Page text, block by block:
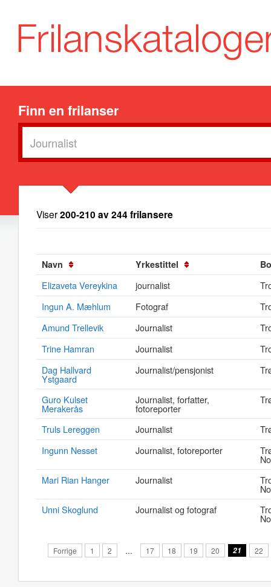
Finn en frilanser
Viser200-210 av 244 frilansere
Navn Yrkestittel
Elizaveta Vereykina journalist
Ingun A. Mæhlum
Fotograf
Amund Trellevik
Journalist
Trine Hamran
Journalist
Dag Hallvard
Ystgaard
Journalist/pensjonist
Guro Kulset
Merakerås
Journalist, forfatter,
fotoreporter
Truls Lereggen Journalist
Ingunn Nesset
Journalist, fotoreporter
Mari Rian Hanger
Journalist
Unni Skoglund
Journalist og fotograf
Forrige 1 2 … 17 18 19 20 21 22